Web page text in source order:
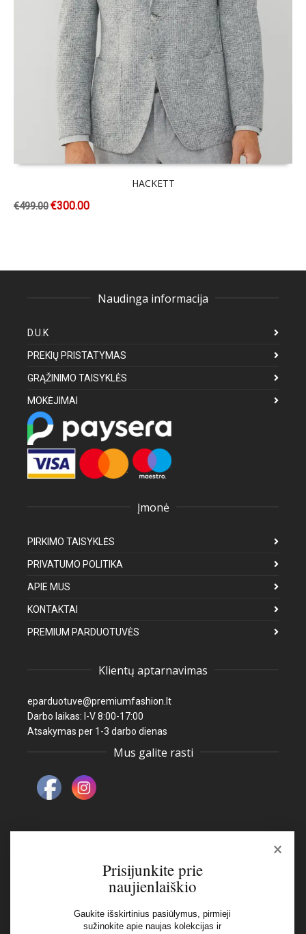
HACKETT
€499.00€300.00
Naudinga informacija
D.U.K
PREKIŲ PRISTATYMAS
GRĄŽINIMO TAISYKLĖS
MOKĖJIMAI
Įmonė
PIRKIMO TAISYKLĖS
PRIVATUMO POLITIKA
APIE MUS
KONTAKTAI
PREMIUM PARDUOTUVĖS
Klientų aptarnavimas
eparduotuve@premiumfashion.lt
Darbo laikas: I-V 8:00-17:00
Atsakymas per 1-3 darbo dienas
Mus galite rasti
Naujienlaiškis
×
Prisijunkite prie
naujienlaiškio
Gaukite išskirtinius pasiūlymus, pirmieji
sužinokite apie naujas kolekcijas ir